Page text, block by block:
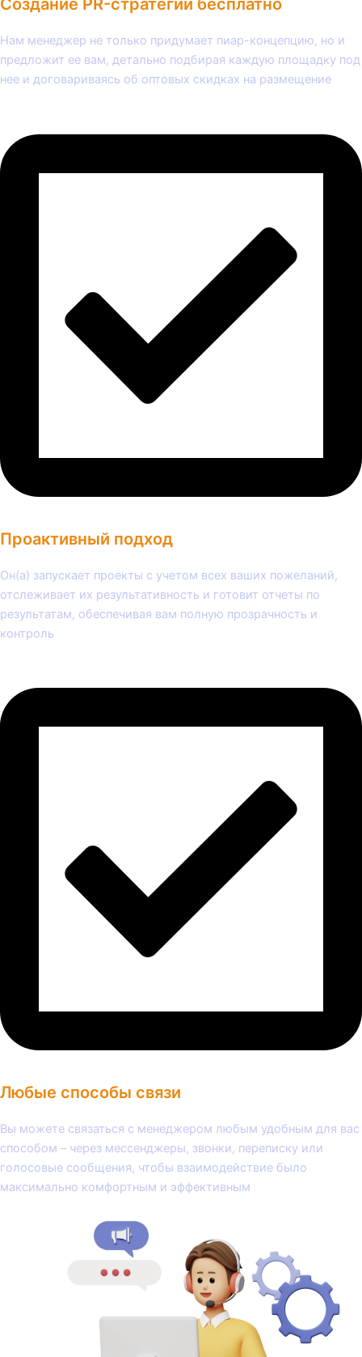
Создание PR-стратегии бесплатно
Нам менеджер не только придумает пиар-концепцию, но и
предложит ее вам, детально подбирая каждую площадку под
нее и договариваясь об оптовых скидках на размещение
Проактивный подход
Он(а) запускает проекты с учетом всех ваших пожеланий,
отслеживает их результативность и готовит отчеты по
результатам, обеспечивая вам полную прозрачность и
контроль
Любые способы связи
Вы можете связаться с менеджером любым удобным для вас
способом – через мессенджеры, звонки, переписку или
голосовые сообщения, чтобы взаимодействие было
максимально комфортным и эффективным